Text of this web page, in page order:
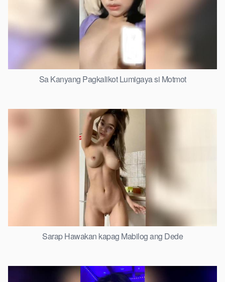
Sa Kanyang Pagkalikot Lumigaya si Motmot
Sarap Hawakan kapag Mabilog ang Dede